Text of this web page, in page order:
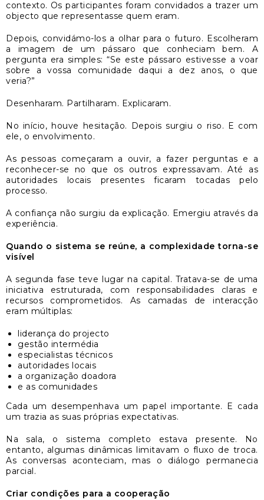
contexto. Os participantes foram convidados a trazer um
objecto que representasse quem eram.
Depois, convidámo-los a olhar para o futuro. Escolheram
a imagem de um pássaro que conheciam bem. A
pergunta era simples: “Se este pássaro estivesse a voar
sobre a vossa comunidade daqui a dez anos, o que
veria?”
Desenharam. Partilharam. Explicaram.
No início, houve hesitação. Depois surgiu o riso. E com
ele, o envolvimento.
As pessoas começaram a ouvir, a fazer perguntas e a
reconhecer-se no que os outros expressavam. Até as
autoridades locais presentes ficaram tocadas pelo
processo.
A confiança não surgiu da explicação. Emergiu através da
experiência.
Quando o sistema se reúne, a complexidade torna-se
visível
A segunda fase teve lugar na capital. Tratava-se de uma
iniciativa estruturada, com responsabilidades claras e
recursos comprometidos. As camadas de interacção
eram múltiplas:
liderança do projecto
gestão intermédia
especialistas técnicos
autoridades locais
a organização doadora
e as comunidades
Cada um desempenhava um papel importante. E cada
um trazia as suas próprias expectativas.
Na sala, o sistema completo estava presente. No
entanto, algumas dinâmicas limitavam o fluxo de troca.
As conversas aconteciam, mas o diálogo permanecia
parcial.
Criar condições para a cooperação